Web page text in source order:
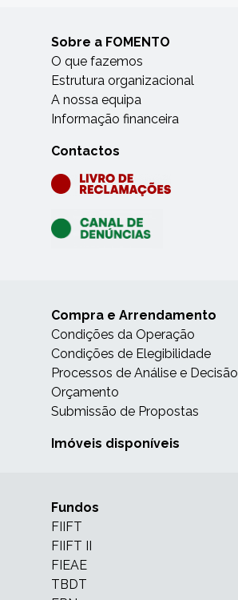
Sobre a FOMENTO
O que fazemos
Estrutura organizacional
A nossa equipa
Informação financeira
Contactos
Compra e Arrendamento
Condições da Operação
Condições de Elegibilidade
Processos de Análise e Decisão
Orçamento
Submissão de Propostas
Imóveis disponíveis
Fundos
FIIFT
FIIFT II
FIEAE
TBDT